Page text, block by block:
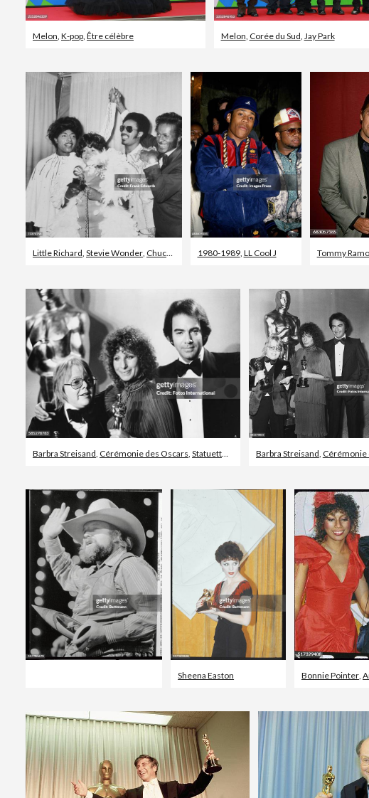
Melon K-pop Être célèbre Melon Corée du Sud Jay Park
Little Richard Stevie Wonder Chuck Berry - Musicien 1980-1989, LL Cool J Tommy
Barbra Streisand Cérémonie des Oscars Statuette des Oscars Barbra Streisand Cérémonie des
Sheena Easton Bonnie Pointer